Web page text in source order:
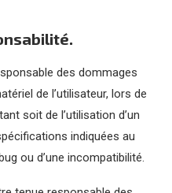
des dommages
de l’utilisateur, lors de
soit de l’utilisation d’un
indiquées au
ou d’une incompatibilité.